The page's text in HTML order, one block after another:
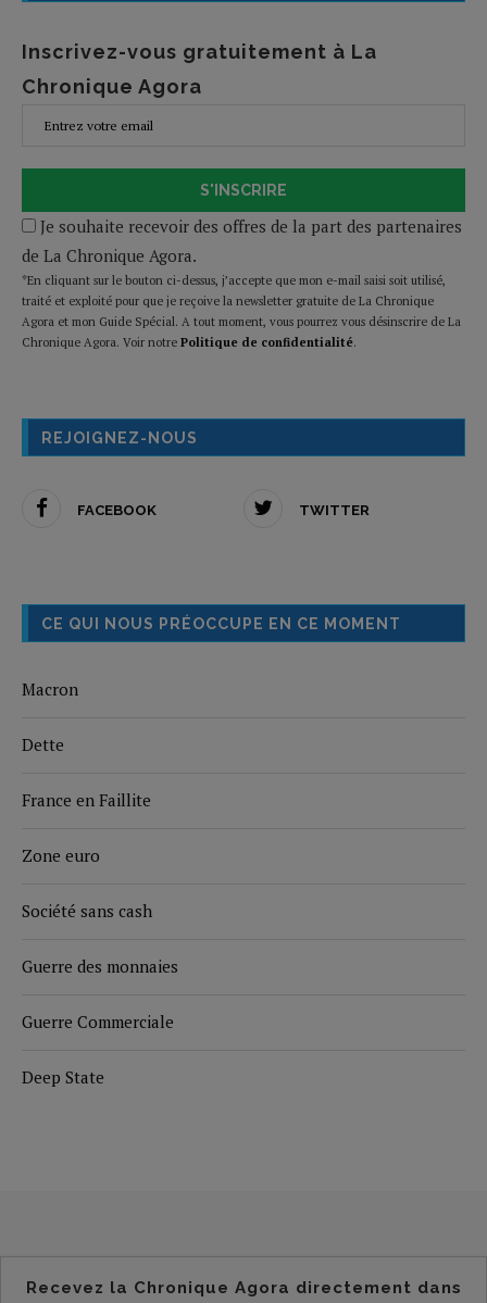
Inscrivez-vous gratuitement à La
Chronique Agora
S'INSCRIRE
Je souhaite recevoir des offres de la part des partenaires
de La Chronique Agora.
*En cliquant sur le bouton ci-dessus, j’accepte que mon e-mail saisi soit utilisé,
traité et exploité pour que je reçoive la newsletter gratuite de La Chronique
Agora et mon Guide Spécial. A tout moment, vous pourrez vous désinscrire de La
Chronique Agora. Voir notre Politique de confidentialité.
REJOIGNEZ-NOUS
FACEBOOK TWITTER
CE QUI NOUS PRÉOCCUPE EN CE MOMENT
Macron
Dette
France en Faillite
Zone euro
Société sans cash
Guerre des monnaies
Guerre Commerciale
Deep State
Recevez la Chronique Agora directement dans